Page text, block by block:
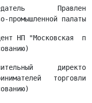
"Московская